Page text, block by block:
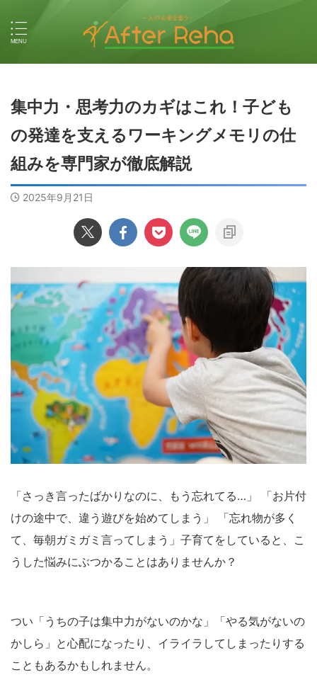
集中力・思考力のカギはこれ！子ども
の発達を支えるワーキングメモリの仕
組みを専門家が徹底解説
2025年9月21日
「さっき言ったばかりなのに、もう忘れてる…」 「お片付
けの途中で、違う遊びを始めてしまう」 「忘れ物が多く
て、毎朝ガミガミ言ってしまう」子育てをしていると、こ
うした悩みにぶつかることはありませんか？
つい「うちの子は集中力がないのかな」「やる気がないの
かしら」と心配になったり、イライラしてしまったりする
こともあるかもしれません。